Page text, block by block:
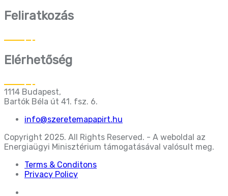
Feliratkozás
Elérhetőség
1114 Budapest,
Bartók Béla út 41. fsz. 6.
info@szeretemapapirt.hu
Copyright 2025. All Rights Reserved. - A weboldal az
Energiaügyi Minisztérium támogatásával valósult meg.
Terms & Conditons
Privacy Policy